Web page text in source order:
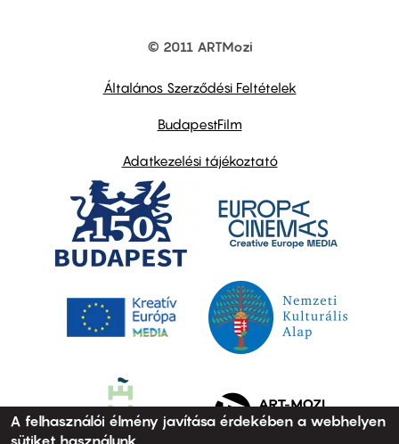
© 2011 ARTMozi
Általános Szerződési Feltételek
BudapestFilm
Adatkezelési tájékoztató
A felhasználói élmény javítása érdekében a webhelyen
sütiket használunk